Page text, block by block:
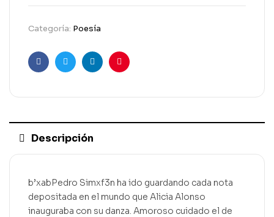
Categoría: Poesía
FacebookGorjeoLinkedInPinterest
Descripción
b’xabPedro Simxf3n ha ido guardando cada nota
depositada en el mundo que Alicia Alonso
inauguraba con su danza. Amoroso cuidado el de